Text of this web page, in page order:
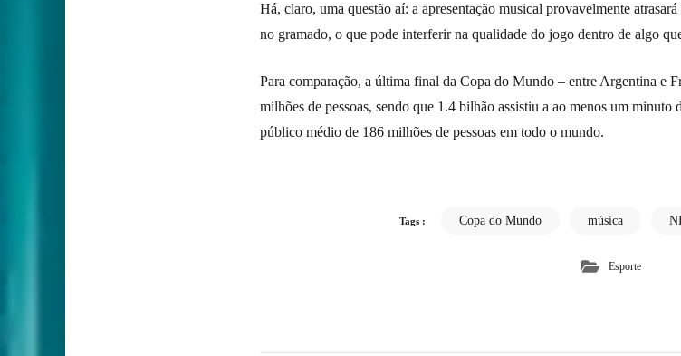
Há, claro, uma questão aí: a apresentação musical provavelmente
no gramado, o que pode interferir na qualidade do jogo dentro de algo
Para comparação, a última final da Copa do Mundo – entre Argentina e
milhões de pessoas, sendo que 1.4 bilhão assistiu a ao menos um
público médio de 186 milhões de pessoas em todo o mundo.
Tags : Copa do Mundo música
Esporte